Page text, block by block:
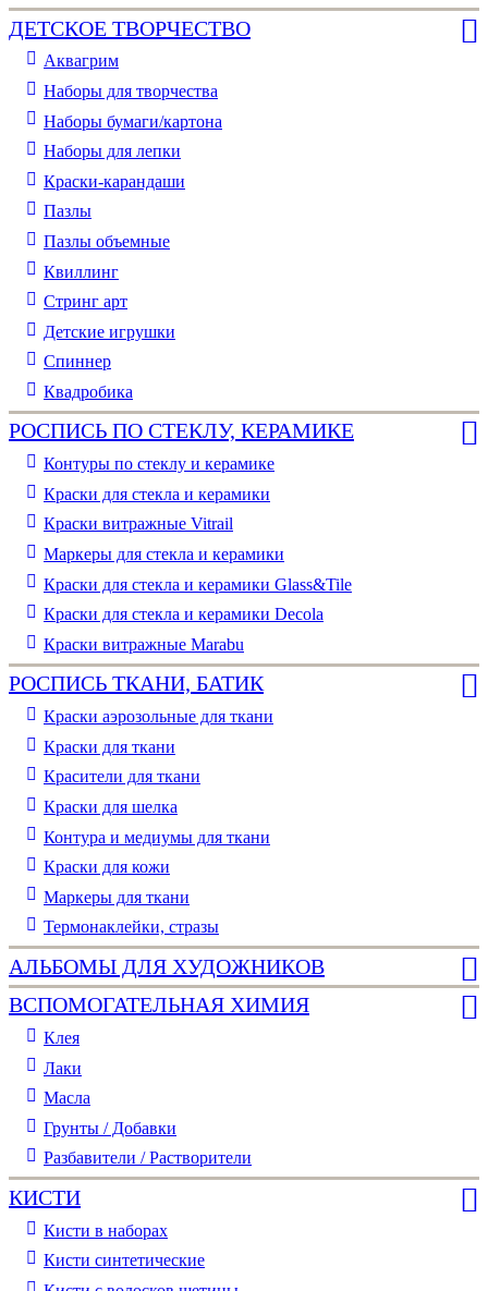
ДЕТСКОЕ ТВОРЧЕСТВО
Аквагрим
Наборы для творчества
Наборы бумаги/картона
Наборы для лепки
Краски-карандаши
Пазлы
Пазлы объемные
Квиллинг
Стринг арт
Детские игрушки
Спиннер
Квадробика
РОСПИСЬ ПО СТЕКЛУ, КЕРАМИКЕ
Контуры по стеклу и керамике
Краски для стекла и керамики
Краски витражные Vitrail
Маркеры для стекла и керамики
Краски для стекла и керамики Glass&Tile
Краски для стекла и керамики Decola
Краски витражные Marabu
РОСПИСЬ ТКАНИ, БАТИК
Краски аэрозольные для ткани
Краски для ткани
Красители для ткани
Краски для шелка
Контура и медиумы для ткани
Краски для кожи
Маркеры для ткани
Термонаклейки, стразы
АЛЬБОМЫ ДЛЯ ХУДОЖНИКОВ
ВСПОМОГАТЕЛЬНАЯ ХИМИЯ
Клея
Лаки
Масла
Грунты / Добавки
Разбавители / Растворители
КИСТИ
Кисти в наборах
Кисти синтетические